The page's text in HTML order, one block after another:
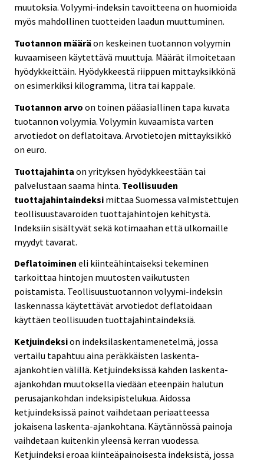
muutoksia. Volyymi-indeksin tavoitteena on huomioida
myös mahdollinen tuotteiden laadun muuttuminen.
Tuotannon määräon keskeinen tuotannon volyymin
kuvaamiseen käytettävä muuttuja. Määrät ilmoitetaan
hyödykkeittäin. Hyödykkeestä riippuen mittayksikkönä
on esimerkiksi kilogramma, litra tai kappale.
Tuotannon arvo on toinen pääasiallinen tapa kuvata
tuotannon volyymia. Volyymin kuvaamista varten
arvotiedot on deflatoitava. Arvotietojen mittayksikkö
on euro.
Tuottajahinta on yrityksen hyödykkeestään tai
palvelustaan saama hinta. Teollisuuden
tuottajahintaindeksi mittaa Suomessa valmistettujen
teollisuustavaroiden tuottajahintojen kehitystä.
Indeksiin sisältyvät sekä kotimaahan että ulkomaille
myydyt tavarat.
Deflatoiminen eli kiinteähintaiseksi tekeminen
tarkoittaa hintojen muutosten vaikutusten
poistamista. Teollisuustuotannon volyymi-indeksin
laskennassa käytettävät arvotiedot deflatoidaan
käyttäen teollisuuden tuottajahintaindeksiä.
Ketjuindeksion indeksilaskentamenetelmä, jossa
vertailu tapahtuu aina peräkkäisten laskenta-
ajankohtien välillä. Ketjuindeksissä kahden laskenta-
ajankohdan muutoksella viedään eteenpäin halutun
perusajankohdan indeksipistelukua. Aidossa
ketjuindeksissä painot vaihdetaan periaatteessa
jokaisena laskenta-ajankohtana. Käytännössä painoja
vaihdetaan kuitenkin yleensä kerran vuodessa.
Ketjuindeksi eroaa kiinteäpainoisesta indeksistä, jossa